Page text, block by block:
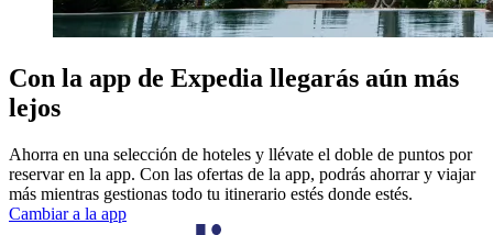
Con la app de Expedia llegarás aún más
lejos
Ahorra en una selección de hoteles y llévate el doble de puntos por
reservar en la app. Con las ofertas de la app, podrás ahorrar y viajar
más mientras gestionas todo tu itinerario estés donde estés.
Cambiar a la app